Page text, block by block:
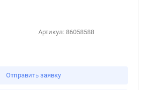
Артикул: 86058588
Отправить заявку